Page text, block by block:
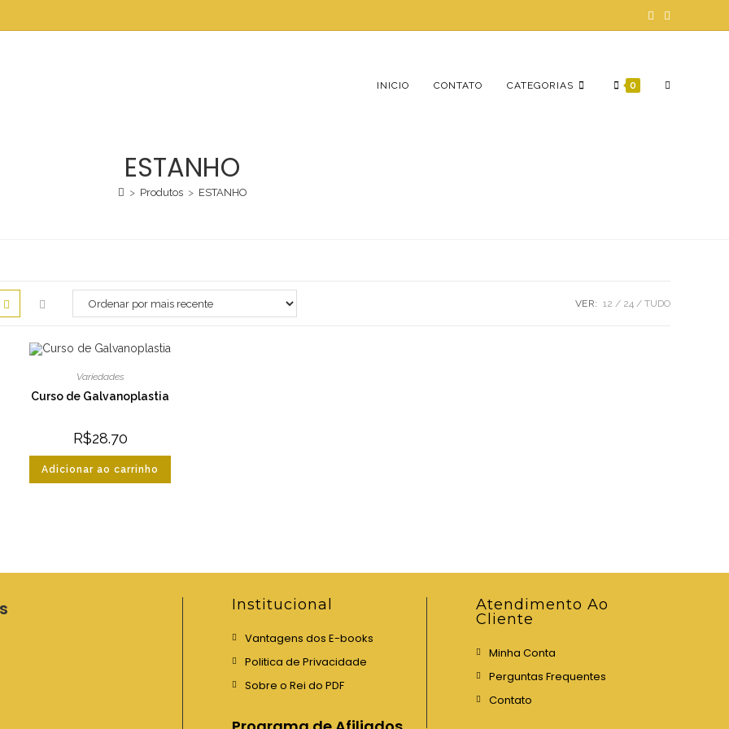
INICIO CONTATO CATEGORIAS 0 ALTERNAR
SITE
ESTANHO
> Produtos > ESTANHO
VER: 12 24 TUDO
Variedades
Curso de Galvanoplastia
R$28.70
Adicionar ao carrinho
Institucional
Vantagens dos E-books
Politica de Privacidade
Sobre o Rei do PDF
Atendimento Ao
Cliente
Minha Conta
Perguntas Frequentes
Contato